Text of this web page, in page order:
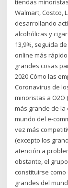
tiendas
Walmart, Costco,
desarrollando
alcohólicas y
13,9%, seguida
online más
grandes cosas
2020 Cómo las
Coronavirus de
minoristas a O2O
más grande de la
mundo del e-
vez más
(excepto los
atención a
obstante, el
constituirse
grandes del